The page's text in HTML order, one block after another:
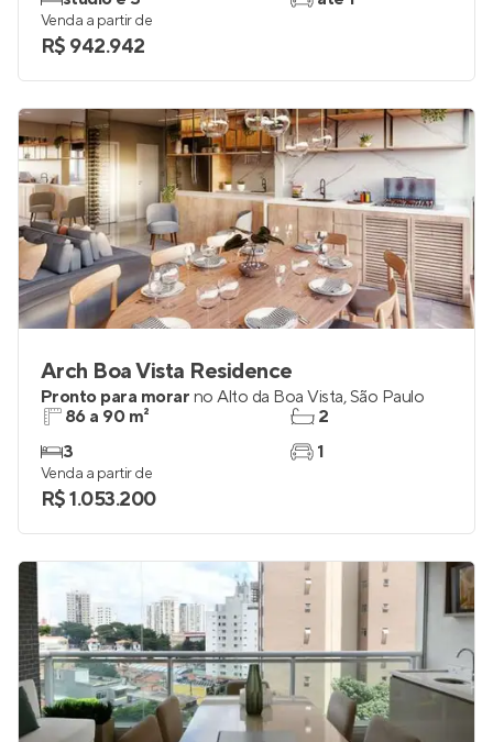
Venda a partir de
R$ 942.942
Arch Boa Vista Residence
Pronto para morar no Alto da Boa Vista,São Paulo
86 a 90 m²
3
2
1
Venda a partir de
R$ 1.053.200